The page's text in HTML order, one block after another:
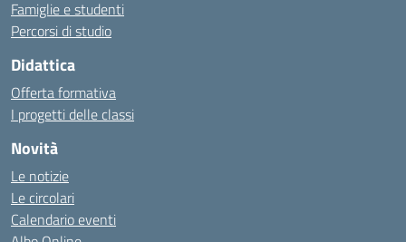
Famiglie e studenti
Percorsi di studio
Didattica
Offerta formativa
I progetti delle classi
Novità
Le notizie
Le circolari
Calendario eventi